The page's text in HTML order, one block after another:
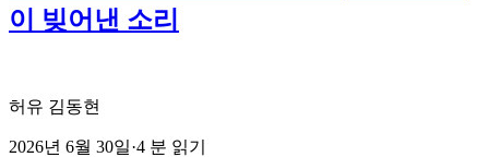
이 빚어낸 소리
허유 김동현
2026년 6월 30일·4 분 읽기